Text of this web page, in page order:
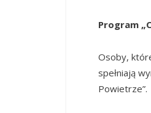
Program
Osoby,
spełniają
Powietrze”.